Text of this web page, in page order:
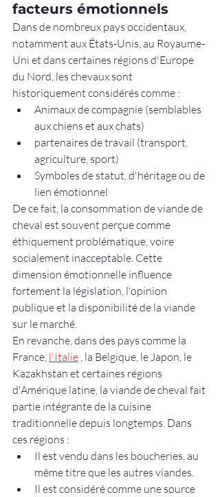
facteurs émotionnels
Dans de nombreux pays occidentaux,
notamment aux États-Unis, au Royaume-
Uni et dans certaines régions d'Europe
du Nord, les chevaux sont
historiquement considérés comme :
Animaux de compagnie (semblables
aux chiens et aux chats)
partenaires de travail (transport,
agriculture, sport)
Symboles de statut, d'héritage ou de
lien émotionnel
De ce fait, la consommation de viande de
cheval est souvent perçue comme
éthiquement problématique, voire
socialement inacceptable. Cette
dimension émotionnelle influence
fortement la législation, l'opinion
publique et la disponibilité de la viande
sur le marché.
En revanche, dans des pays comme la
France, l'Italie , la Belgique, le Japon, le
Kazakhstan et certaines régions
d'Amérique latine, la viande de cheval fait
partie intégrante de la cuisine
traditionnelle depuis longtemps. Dans
ces régions :
Il est vendu dans les boucheries, au
même titre que les autres viandes.
Il est considéré comme une source